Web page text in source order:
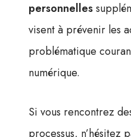
personnelles
visent à prévenir les
problématique
numérique.
Si vous rencontrez
processus, n’hésitez